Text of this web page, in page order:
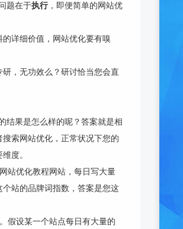
题在于执行，即便简单的网站优
详细价值，网站优化要有嗅
，无功效么？研讨恰当您会直
结果是怎么样的呢？答案就是相
索网站优化，正常状况下您的
度。
站优化教程网站，每日写大量
站的品牌词指数，答案是您这
假设某一个站点每日有大量的